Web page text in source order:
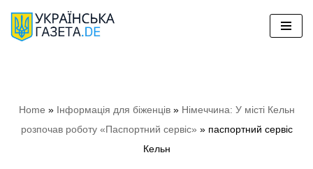
Перейти
Home » Iнформація для біженців» Німеччина: У місті Кельн
розпочав роботу «Паспортний сервіс» » паспортний сервіс
Кельн